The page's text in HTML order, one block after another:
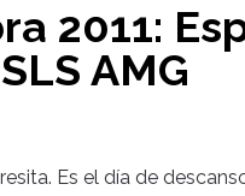
2011:
AMG
Es el día de